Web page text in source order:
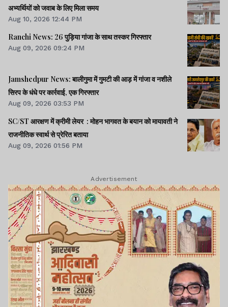
अभ्यर्थियों को जवाब के लिए मिला समय
Aug 10, 2026 12:44 PM
Ranchi News: 26 पुड़िया गांजा के साथ तस्कर गिरफ्तार
Aug 09, 2026 09:24 PM
Jamshedpur News: बालीगुमा में गुमटी की आड़ में गांजा व नशीले
सिरप के धंधे पर कार्रवाई, एक गिरफ्तार
Aug 09, 2026 03:53 PM
SC/ST आरक्षण में क्रीमी लेयर : मोहन भागवत के बयान को मायावती ने
राजनीतिक स्वार्थ से प्रेरित बताया
Aug 09, 2026 01:56 PM
Advertisement